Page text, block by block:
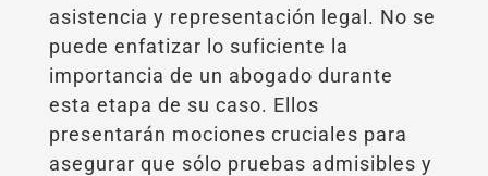
asistencia y representación legal. No se
puede enfatizar lo suficiente la
importancia de un abogado durante
esta etapa de su caso. Ellos
presentarán mociones cruciales para
asegurar que sólo pruebas admisibles y